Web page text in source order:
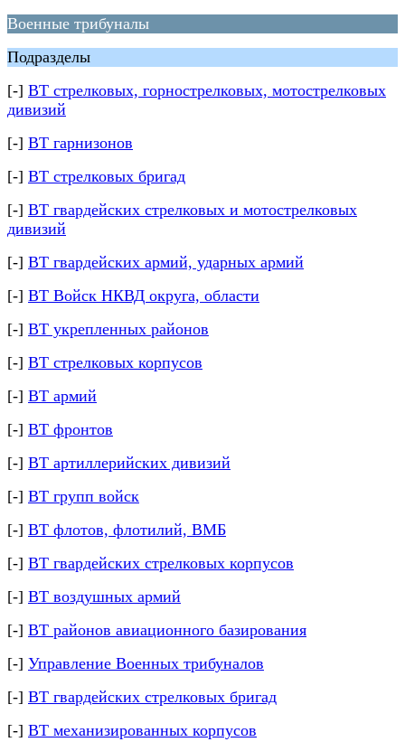
Военные трибуналы
Подразделы
[-] ВТ стрелковых, горнострелковых, мотострелковых
дивизий
[-] ВТ гарнизонов
[-] ВТ стрелковых бригад
[-] ВТ гвардейских стрелковых и мотострелковых
дивизий
[-] ВТ гвардейских армий, ударных армий
[-] ВТ Войск НКВД округа, области
[-] ВТ укрепленных районов
[-] ВТ стрелковых корпусов
[-] ВТ армий
[-] ВТ фронтов
[-] ВТ артиллерийских дивизий
[-] ВТ групп войск
[-] ВТ флотов, флотилий, ВМБ
[-] ВТ гвардейских стрелковых корпусов
[-] ВТ воздушных армий
[-] ВТ районов авиационного базирования
[-] Управление Военных трибуналов
[-] ВТ гвардейских стрелковых бригад
[-] ВТ механизированных корпусов